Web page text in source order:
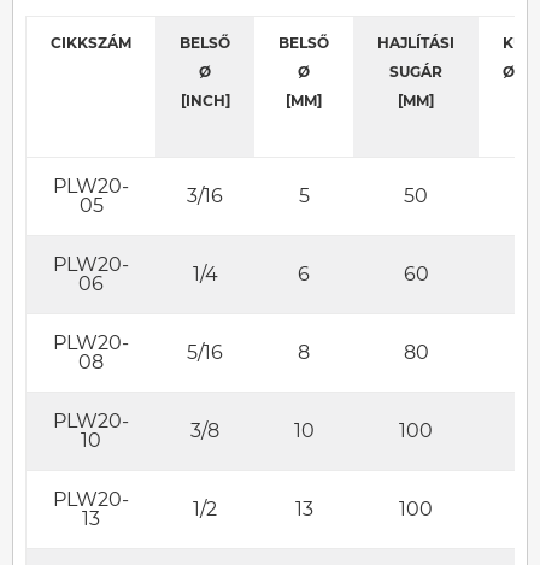
CIKKSZÁM
BELSŐ
Ø
[INCH]
BELSŐ
Ø
[MM]
HAJLÍTÁSI
SUGÁR
[MM]
Ø
PLW20-
05
3/16 5 50
PLW20-
06
1/4 6 60
PLW20-
08
5/16 8 80
PLW20-
10
3/8 10 100
PLW20-
13
1/2 13 100